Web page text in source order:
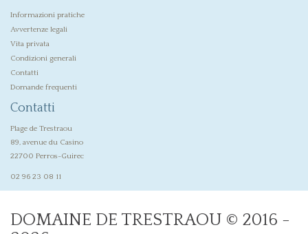
Informazioni pratiche
Avvertenze legali
Vita privata
Condizioni generali
Contatti
Domande frequenti
Contatti
Plage de Trestraou
89, avenue du Casino
22700 Perros-Guirec
02 96 23 08 11
DOMAINE DE TRESTRAOU © 2016 -